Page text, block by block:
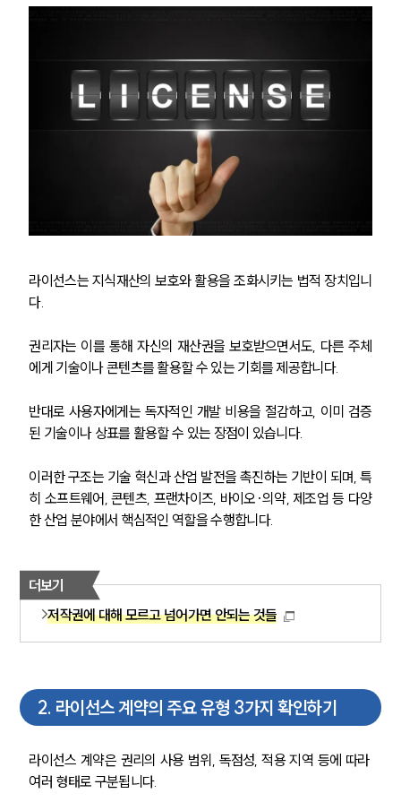
라이선스는 지식재산의 보호와 활용을 조화시키는 법적 장치입니
다.
권리자는 이를 통해 자신의 재산권을 보호받으면서도, 다른 주체
에게 기술이나 콘텐츠를 활용할 수 있는 기회를 제공합니다.
반대로 사용자에게는 독자적인 개발 비용을 절감하고, 이미 검증
된 기술이나 상표를 활용할 수 있는 장점이 있습니다.
이러한 구조는 기술 혁신과 산업 발전을 촉진하는 기반이 되며, 특
히 소프트웨어, 콘텐츠, 프랜차이즈, 바이오·의약, 제조업 등 다양
한 산업 분야에서 핵심적인 역할을 수행합니다.
더보기
저작권에 대해 모르고 넘어가면 안되는 것들
2. 라이선스 계약의 주요 유형 3가지 확인하기
라이선스 계약은 권리의 사용 범위, 독점성, 적용 지역 등에 따라
여러 형태로 구분됩니다.